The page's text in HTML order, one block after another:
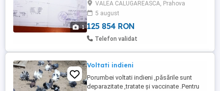
1
si curent electric.Terenul este in pantă
VALEA CALUGAREASCA, Prahova
5 august
125 854 RON
Telefon validat
Voltati indieni
Porumbei voltati indieni ,păsările sunt
deparazitate ,tratate și vaccinate .Pentru